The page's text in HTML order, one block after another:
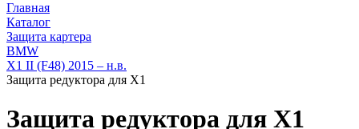
Главная
Каталог
Защита картера
BMW
X1 II (F48) 2015 – н.в.
Защита редуктора для X1
Защита редуктора для X1